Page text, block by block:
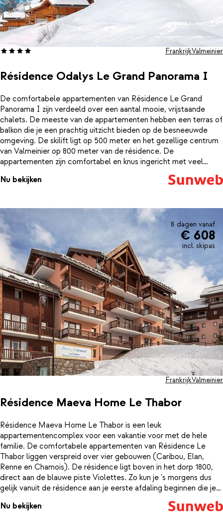
Résidence Odalys Le Grand Panorama I
FrankrijkValmeinier
De comfortabele appartementen van Résidence Le Grand
Panorama I zijn verdeeld over een aantal mooie, vrijstaande
chalets. De meeste van de appartementen hebben een terras of
balkon die je een prachtig uitzicht bieden op de besneeuwde
omgeving. De skilift ligt op 500 meter en het gezellige centrum
van Valmeinier op 800 meter van de résidence. De
appartementen zijn comfortabel en knus ingericht met veel
middags heerlijk een duik nemen in het verwarmde
binnen handbereik. Hier ga je een fijne wintersport beleven!
Nu bekijken
8 dagen vanaf
€ 608
incl. skipas
Résidence Maeva Home Le Thabor
FrankrijkValmeinier
Résidence Maeva Home Le Thabor is een leuk
appartementencomplex voor een vakantie voor met de hele
familie. De comfortabele appartementen van Résidence Le
Thabor liggen verspreid over vier gebouwen (Caribou, Elan,
Renne en Chamois). De résidence ligt boven in het dorp 1800,
direct aan de blauwe piste Violettes. Zo kun je 's morgens dus
gelijk vanuit de résidence aan je eerste afdaling beginnen die je
leidt naar de stoeltjesliften Jeux en Aynard, op slechts 100
meter. Het sfeervolle centrum van Valmeinier ligt op
Nu bekijken